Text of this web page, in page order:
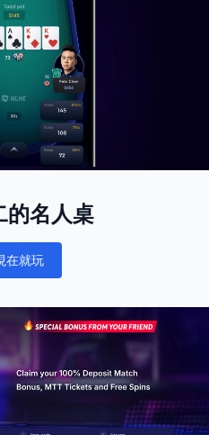
的名人桌
在就玩